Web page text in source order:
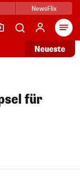
NewsFlix
Neueste
für